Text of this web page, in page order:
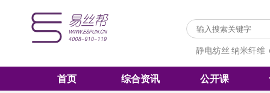
静电纺丝 纳米纤维
首页 综合资讯 公开课